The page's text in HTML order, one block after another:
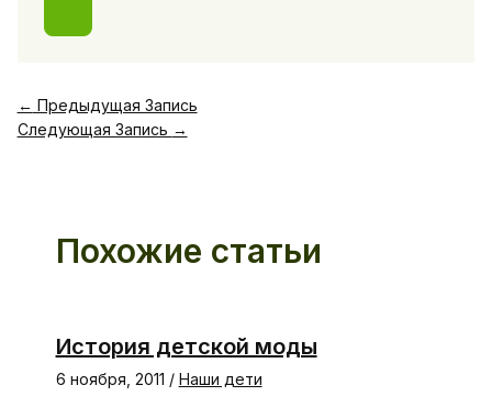
← Предыдущая Запись
Следующая Запись →
Похожие статьи
История детской моды
6 ноября, 2011 / Наши дети